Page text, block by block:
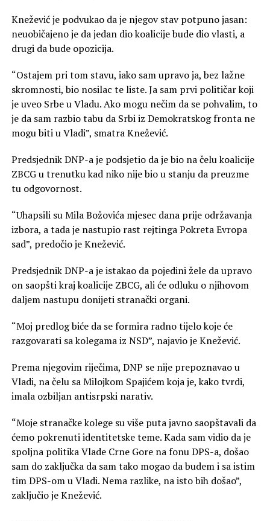
Knežević je podvukao da je njegov stav potpuno jasan:
neuobičajeno je da jedan dio koalicije bude dio vlasti, a
drugi da bude opozicija.
“Ostajem pri tom stavu, iako sam upravo ja, bez lažne
skromnosti, bio nosilac te liste. Ja sam prvi političar koji
je uveo Srbe u Vladu. Ako mogu nečim da se pohvalim, to
je da sam razbio tabu da Srbi iz Demokratskog fronta ne
mogu biti u Vladi”, smatra Knežević.
Predsjednik DNP-a je podsjetio da je bio na čelu koalicije
ZBCG u trenutku kad niko nije bio u stanju da preuzme
tu odgovornost.
“Uhapsili su Mila Božovića mjesec dana prije održavanja
izbora, a tada je nastupio rast rejtinga Pokreta Evropa
sad”, predočio je Knežević.
Predsjednik DNP-a je istakao da pojedini žele da upravo
on saopšti kraj koalicije ZBCG, ali će odluku o njihovom
daljem nastupu donijeti stranački organi.
“Moj predlog biće da se formira radno tijelo koje će
razgovarati sa kolegama iz NSD”, najavio je Knežević.
Prema njegovim riječima, DNP se nije prepoznavao u
Vladi, na čelu sa Milojkom Spajićem koja je, kako tvrdi,
imala ozbiljan antisrpski narativ.
“Moje stranačke kolege su više puta javno saopštavali da
ćemo pokrenuti identitetske teme. Kada sam vidio da je
spoljna politika Vlade Crne Gore na fonu DPS-a, došao
sam do zaključka da sam tako mogao da budem i sa istim
tim DPS-om u Vladi. Nema razlike, na isto bih došao”,
zaključio je Knežević.